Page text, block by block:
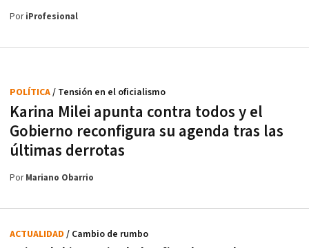
PoriProfesional
Karina Milei apunta contra todos y el
Gobierno reconfigura su agenda tras las
últimas derrotas
POLÍTICA/ Tensión en el oficialismo
PorMariano Obarrio
ACTUALIDAD / Cambio de rumbo